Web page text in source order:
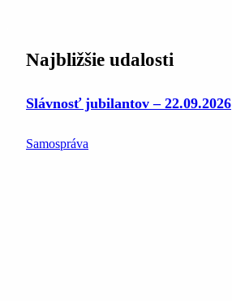
Najbližšie udalosti
Slávnosť jubilantov – 22.09.2026
Samospráva